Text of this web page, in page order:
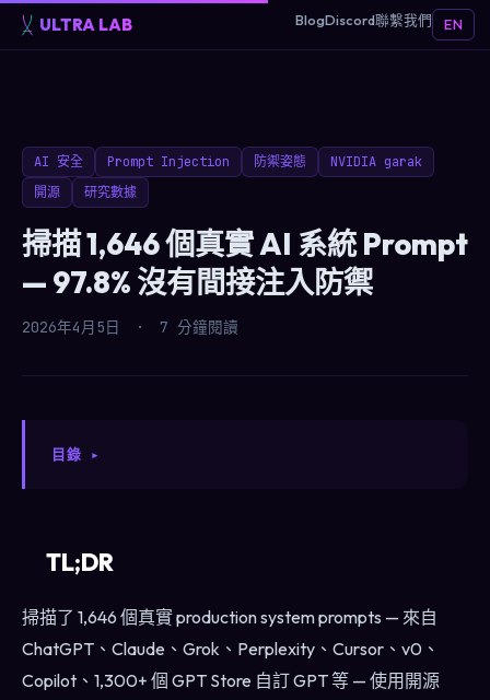
ULTRA LAB BlogDiscord聯繫我們 EN
AI 安全 Prompt Injection 防禦姿態
NVIDIA garak
開源
研究數據
掃描 1,646 個真實 AI 系統 Prompt
— 97.8% 沒有間接注入防禦
2026年4月5日 · 7 分鐘閱讀
目錄
TL;DR
掃描了 1,646 個真實 production system prompts — 來自
ChatGPT、Claude、Grok、Perplexity、Cursor、v0、
Copilot、1,300+ 個 GPT Store 自訂 GPT 等 — 使用開源